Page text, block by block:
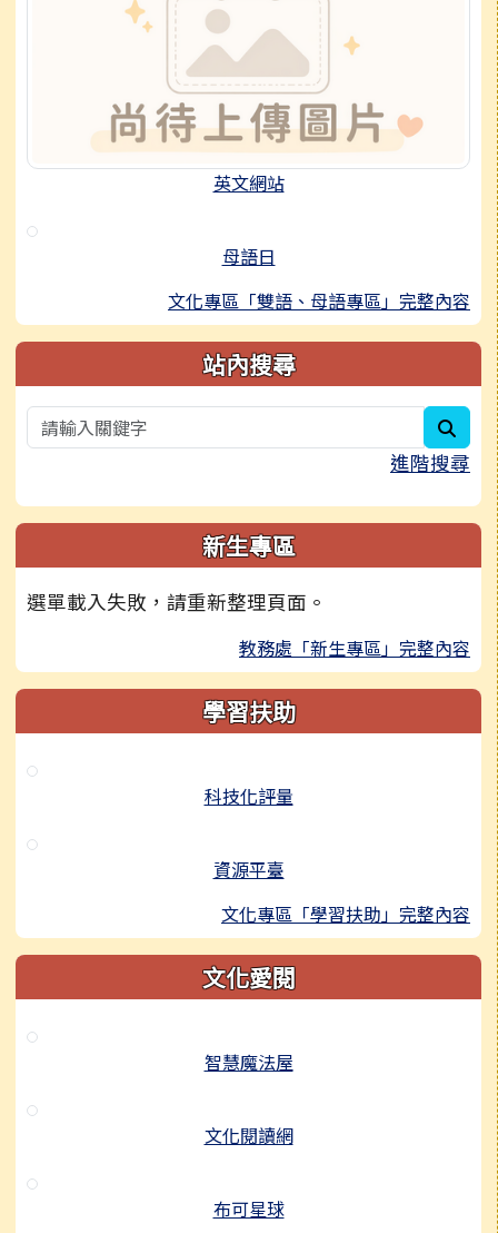
英文網站
母語日
文化專區「雙語、母語專區」完整內容
站內搜尋
進階搜尋
新生專區
選單載入失敗，請重新整理頁面。
教務處「新生專區」完整內容
學習扶助
科技化評量
資源平臺
文化專區「學習扶助」完整內容
文化愛閱
智慧魔法屋
文化閱讀網
布可星球